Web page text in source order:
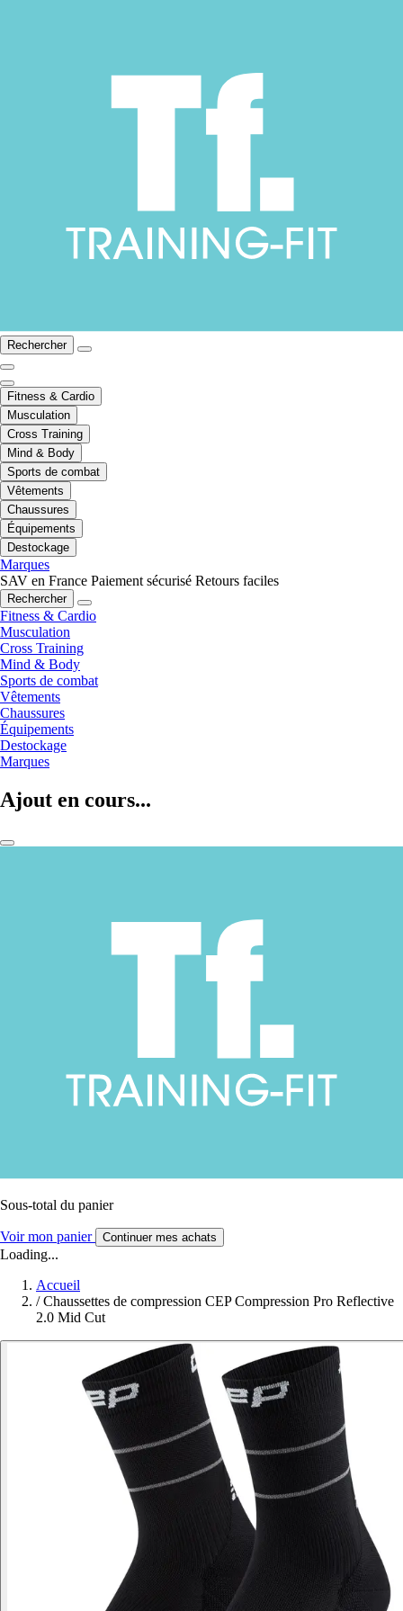
Rechercher
Fitness & Cardio
Musculation
Cross Training
Mind & Body
Sports de combat
Vêtements
Chaussures
Équipements
Destockage
Marques
SAV en France Paiement sécurisé Retours faciles
Rechercher
Fitness & Cardio
Musculation
Cross Training
Mind & Body
Sports de combat
Vêtements
Chaussures
Équipements
Destockage
Marques
Ajout en cours...
Sous-total du panier
Voir mon panier Continuer mes achats
Loading...
Accueil
/ Chaussettes de compression CEP Compression Pro Reflective
2.0 Mid Cut